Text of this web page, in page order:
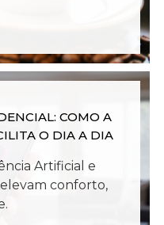
COMO A
O DIA A DIA
Artificial e
conforto,